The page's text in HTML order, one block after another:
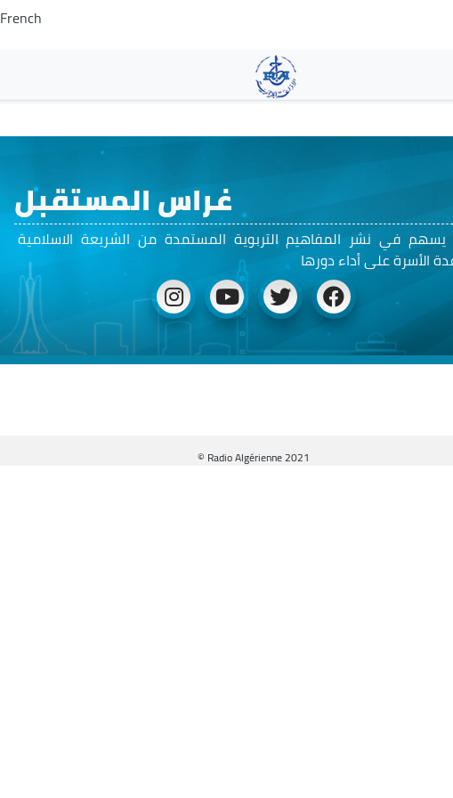
contenido
principal
French
غراس المستقبل
يسهم في نشر المفاهيم التربوية المستمدة من الشريعة الاسلامية
الأسرة على أداء دورها
© Radio Algérienne 2021